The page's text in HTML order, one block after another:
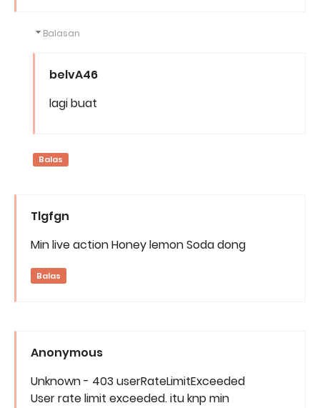
Balasan
belvA46
lagi buat
Balas
Tlgfgn
Min live action Honey lemon Soda dong
Balas
Anonymous
Unknown - 403 userRateLimitExceeded
User rate limit exceeded. itu knp min